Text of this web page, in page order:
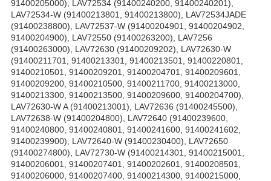
91400205000), LAV72534 (91400240200, 91400240201),
LAV72534-W (91400213801, 91400213800), LAV72534JADE
(91400238800), LAV72537-W (91400204901, 91400204902,
91400204900), LAV72550 (91400263200), LAV7256
(91400263000), LAV72630 (91400209202), LAV72630-W
(91400211701, 91400213301, 91400213501, 91400220801,
91400210501, 91400209201, 91400204701, 91400209601,
91400209200, 91400210500, 91400211700, 91400213000,
91400213300, 91400213500, 91400209600, 91400204700),
LAV72630-W A (91400213001), LAV72636 (91400245500),
LAV72638-W (91400204800), LAV72640 (91400239600,
91400240800, 91400240801, 91400241600, 91400241602,
91400239900), LAV72640-W (91400230400), LAV72650
(91400274800), LAV72730-W (91400214301, 91400215001,
91400206001, 91400207401, 91400202601, 91400208501,
91400206000, 91400207400, 91400214300, 91400215000,